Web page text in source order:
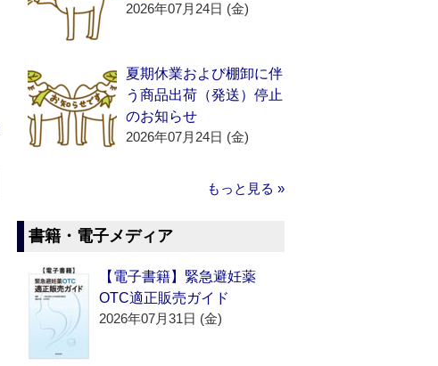
2026年07月24日 (金)
夏期休業および棚卸に伴
う商品出荷（発送）停止
のお知らせ
2026年07月24日 (金)
もっと見る »
書籍・電子メディア
【電子書籍】緊急避妊薬
OTC適正販売ガイド
2026年07月31日 (金)